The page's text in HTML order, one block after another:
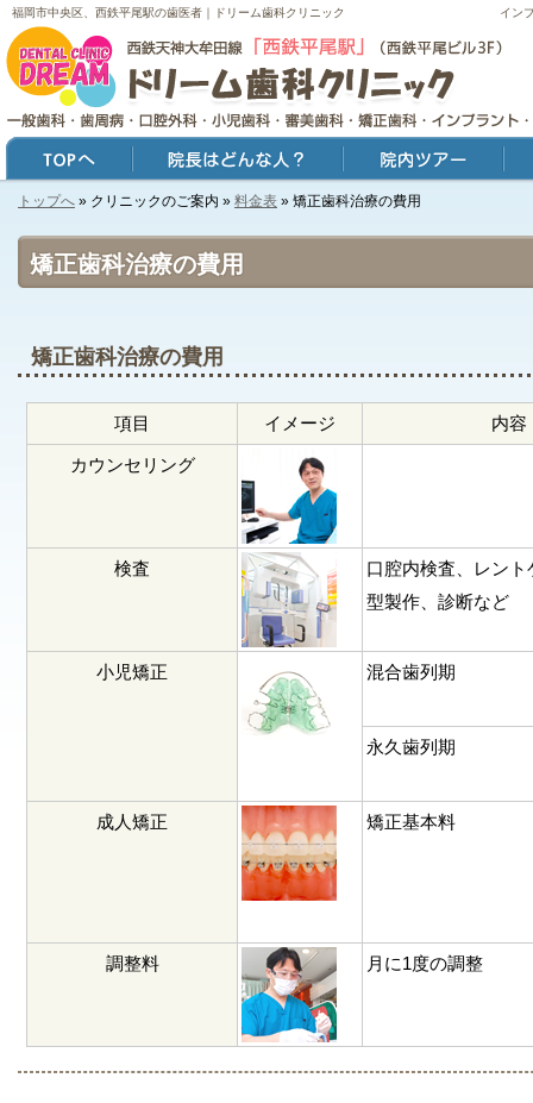
矯正歯科治療の費用
イン
福岡市中央区、西鉄平尾駅の歯医者｜ドリーム歯科クリニック
トップへ » クリニックのご案内 » 料金表 » 矯正歯科治療の費用
矯正歯科治療の費用
項目 イメージ 内容
カウンセリング
検査
口腔内検査、レン
型製作、診断など
小児矯正 混合歯列期
永久歯列期
成人矯正 矯正基本料
調整料 月に1度の調整
トップ 院長はどんな人？